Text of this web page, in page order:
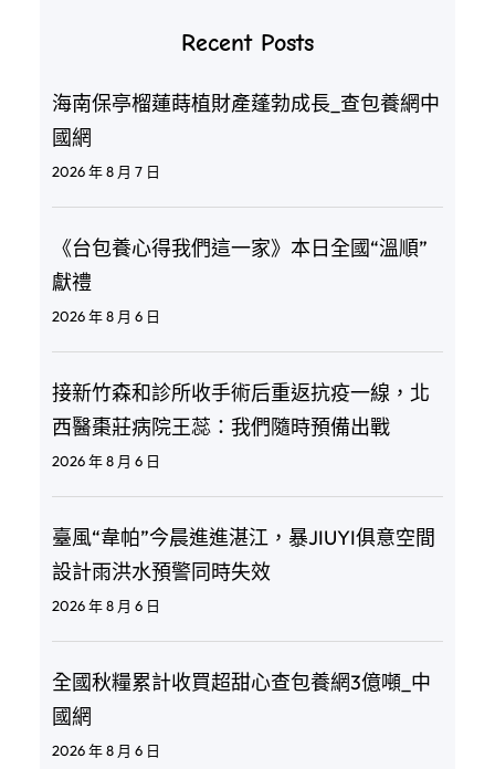
Recent Posts
海南保亭榴蓮蒔植財產蓬勃成長_查包養網中
國網
2026 年 8 月 7 日
《台包養心得我們這一家》本日全國“溫順”
獻禮
2026 年 8 月 6 日
接新竹森和診所收手術后重返抗疫一線，北
西醫棗莊病院王蕊：我們隨時預備出戰
2026 年 8 月 6 日
臺風“韋帕”今晨進進湛江，暴JIUYI俱意空間
設計雨洪水預警同時失效
2026 年 8 月 6 日
全國秋糧累計收買超甜心查包養網3億噸_中
國網
2026 年 8 月 6 日